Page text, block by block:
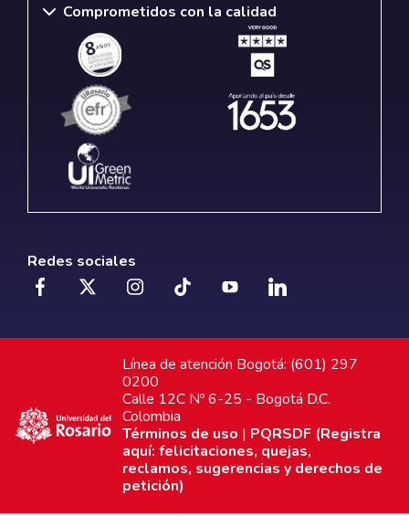
Comprometidos con la calidad
Redes sociales
Línea de atención Bogotá: (601) 297
0200
Calle 12C Nº 6-25 - Bogotá D.C.
Colombia
Términos de uso | PQRSDF (Registra
aquí: felicitaciones, quejas,
reclamos, sugerencias y derechos de
petición)